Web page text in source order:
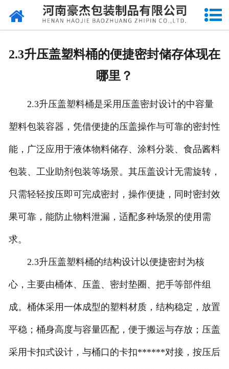
网站首页
资质荣誉
厂容厂貌
印刷工艺
留言反馈
2.3升压盖塑料桶的便捷密封储存体现在
哪里？
2.3升压盖塑料桶是采用压盖密封设计的中容量
塑料包装容器，凭借便捷的压盖操作与可靠的密封性
能，广泛应用于液体物料储存、涂料分装、食品酱料
包装、工业助剂包装等场景。其压盖设计无需旋转，
只需轻轻按压即可完成密封，操作便捷，同时密封效
果可靠，能防止物料泄漏，适配多种场景的使用需
求。
2.3升压盖塑料桶的结构设计以便捷密封为核
心，主要由桶体、压盖、密封垫圈、把手等部件组
成。桶体采用一体成型的塑料材质，结构稳定，放置
平稳；桶身高度与容量匹配，便于搬运与存放；压盖
采用卡扣式设计，与桶口的卡扣******对接，按压后